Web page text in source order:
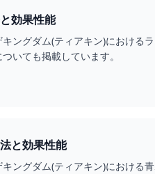
効果性能
ングダム(ティアキン)における
いても掲載しています。
と効果性能
ングダム(ティアキン)における